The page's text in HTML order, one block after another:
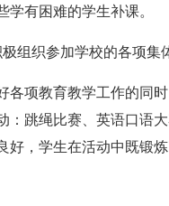
学有困难的学生补课。
组织参加学校的各项集
各项教育教学工作的同
：跳绳比赛、英语口语
好，学生在活动中既锻